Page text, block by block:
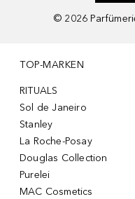
© 2026
TOP-MARKEN
RITUALS
Sol de Janeiro
Stanley
La Roche-Posay
Douglas Collection
Purelei
MAC Cosmetics